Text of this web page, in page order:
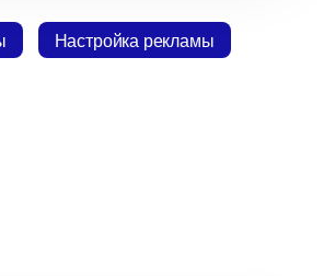
Настройка рекламы